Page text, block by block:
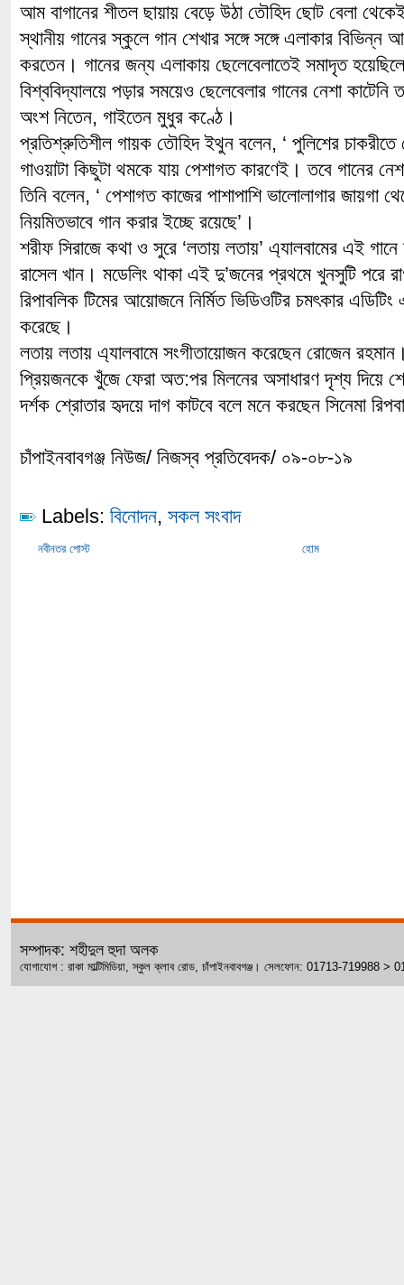
আম বাগানের শীতল ছায়ায় বেড়ে উঠা তৌহিদ ছোট বেলা
স্থানীয় গানের স্কুলে গান শেখার সঙ্গে সঙ্গে এলাকার বিভিন্ন
করতেন। গানের জন্য এলাকায় ছেলেবেলাতেই সমাদৃত
বিশ্ববিদ্যালয়ে পড়ার সময়েও ছেলেবেলার গানের নেশা
অংশ নিতেন, গাইতেন মুধুর কণ্ঠে।
প্রতিশ্রুতিশীল গায়ক তৌহিদ ইথুন বলেন, ‘ পুলিশের চাকরীতে
গাওয়াটা কিছুটা থমকে যায় পেশাগত কারণেই। তবে গানের
তিনি বলেন, ‘ পেশাগত কাজের পাশাপাশি ভালোলাগার জায়গা
নিয়মিতভাবে গান করার ইচ্ছে রয়েছে’।
শরীফ সিরাজে কথা ও সুরে ‘লতায় লতায়’ এ্যালবামের এই
রাসেল খান। মডেলিং থাকা এই দু’জনের প্রথমে খুনসুটি পরে
রিপাবলিক টিমের আয়োজনে নির্মিত ভিডিওটির চমৎকার
করেছে।
লতায় লতায় এ্যালবামে সংগীতায়োজন করেছেন রোজেন
প্রিয়জনকে খুঁজে ফেরা অত:পর মিলনের অসাধারণ দৃশ্য দিয়ে
দর্শক শ্রোতার হৃদয়ে দাগ কাটবে বলে মনে করছেন সিনেমা
চাঁপাইনবাবগঞ্জ নিউজ/ নিজস্ব প্রতিবেদক/ ০৯-০৮-১৯
Labels: বিনোদন, সকল সংবাদ
নবীনতর পোস্ট হোম
সম্পাদক: শহীদুল হুদা অলক
যোগাযোগ : রাকা মাল্টিমিডিয়া, স্কুল ক্লাব রোড, চাঁপাইনবাবগঞ্জ। সেলফোন: 01713-